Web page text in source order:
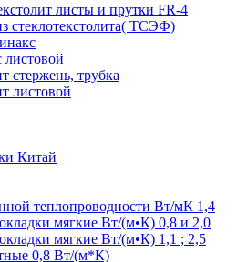
листы и прутки FR-4
стеклотекстолита( ТСЭФ)
листовой
стержень, трубка
листовой
Китай
теплопроводности Вт/мК 1,4
мягкие Вт/(м•К) 0,8 и 2,0
мягкие Вт/(м•К) 1,1 ; 2,5
0,8 Вт/(м*К)